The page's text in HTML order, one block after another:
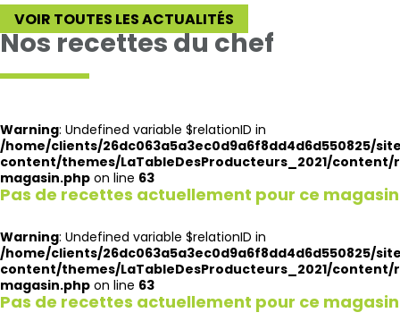
VOIR TOUTES LES ACTUALITÉS
Nos recettes du chef
Warning: Undefined variable $relationID in
/home/clients/26dc063a5a3ec0d9a6f8dd4d6d550825/
content/themes/LaTableDesProducteurs_2021/
magasin.php on line 63
Pas de recettes actuellement pour ce magasin
Warning: Undefined variable $relationID in
/home/clients/26dc063a5a3ec0d9a6f8dd4d6d550825/
content/themes/LaTableDesProducteurs_2021/
magasin.php on line 63
Pas de recettes actuellement pour ce magasin